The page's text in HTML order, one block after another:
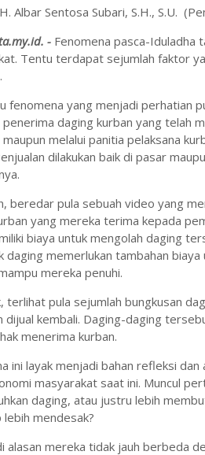
Albar Sentosa Subari, S.H., S.U.
-Fenomena pasca-Iduladha
Tentu terdapat sejumlah faktor
fenomena yang menjadi perhatian
penerima daging kurban yang telah
melalui panitia pelaksana
dilakukan baik di pasar
beredar pula sebuah video yang
yang mereka terima kepada
biaya untuk mengolah daging
daging memerlukan tambahan
mereka penuhi.
terlihat pula sejumlah bungkusan
dijual kembali. Daging-daging
menerima kurban.
ini layak menjadi bahan refleksi
masyarakat saat ini. Muncul
daging, atau justru lebih
lebih mendesak?
alasan mereka tidak jauh berbeda